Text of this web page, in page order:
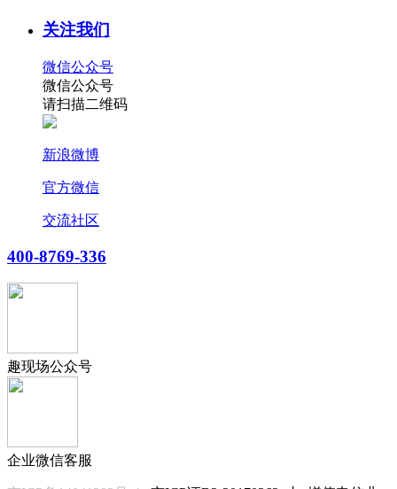
关注我们
微信公众号
微信公众号
请扫描二维码
新浪微博
官方微信
交流社区
400-8769-336
趣现场公众号
企业微信客服